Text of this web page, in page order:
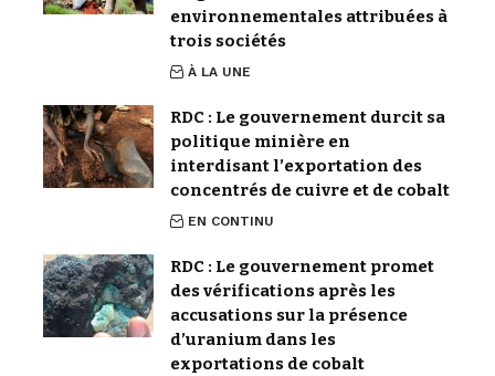
environnementales attribuées à
trois sociétés
À LA UNE
RDC : Le gouvernement durcit sa
politique minière en
interdisant l’exportation des
concentrés de cuivre et de cobalt
EN CONTINU
RDC : Le gouvernement promet
des vérifications après les
accusations sur la présence
d’uranium dans les
exportations de cobalt